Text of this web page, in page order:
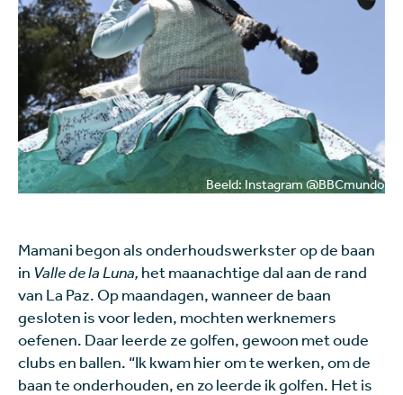
Beeld: Instagram @BBCmundo
Mamani begon als onderhoudswerkster op de baan
in Valle de la Luna, het maanachtige dal aan de rand
van La Paz. Op maandagen, wanneer de baan
gesloten is voor leden, mochten werknemers
oefenen. Daar leerde ze golfen, gewoon met oude
clubs en ballen. “Ik kwam hier om te werken, om de
baan te onderhouden, en zo leerde ik golfen. Het is